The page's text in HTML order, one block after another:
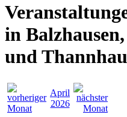
in
und
April
2026